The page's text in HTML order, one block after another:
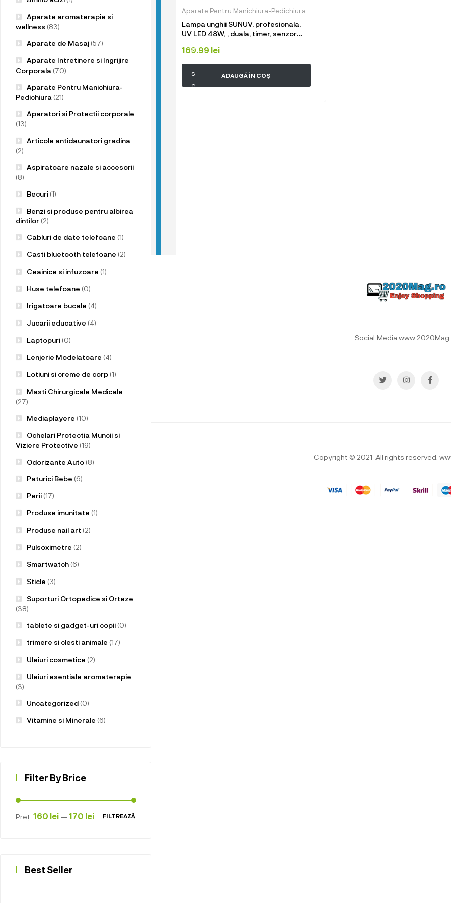
Aparate Pentru Manichiura-Pedichiura
Lampa unghii SUNUV, profesionala,
UV LED 48W, , duala, timer, senzor
169.99 lei
ADAUGĂ ÎN COȘ
Aparate aromaterapie si
wellness (83)
Aparate de Masaj(57)
Aparate Intretinere si Ingrijire
Corporala (70)
Aparate Pentru Manichiura-
Pedichiura (21)
Aparatori si Protectii corporale
(13)
Articole antidaunatori gradina
(2)
Aspiratoare nazale si accesorii
(8)
Becuri(1)
Benzi si produse pentru albirea
dintilor(2)
Cabluri de date telefoane (1)
Casti bluetooth telefoane (2)
Ceainice si infuzoare (1)
Huse telefoane (0)
Irigatoare bucale (4)
Jucarii educative (4)
Laptopuri(0)
Lenjerie Modelatoare (4)
Lotiuni si creme de corp(1)
Masti Chirurgicale Medicale
(27)
Mediaplayere (10)
Ochelari Protectia Muncii si
Viziere Protective (19)
Odorizante Auto(8)
Paturici Bebe (6)
Perii(17)
Produse imunitate (1)
Produse nail art (2)
Pulsoximetre (2)
Smartwatch(6)
Sticle (3)
Suporturi Ortopedice si Orteze
(38)
tablete si gadget-uri copii(0)
trimere si clesti animale (17)
Uleiuri cosmetice (2)
Uleiuri esentiale aromaterapie
(3)
Uncategorized(0)
Vitamine si Minerale (6)
Filter By Brice
FILTREAZĂ
Preț: 160 lei —170 lei
Best Seller
p
r
o
d
s
e
Social Media
Copyright © 2021 All rights reserved.